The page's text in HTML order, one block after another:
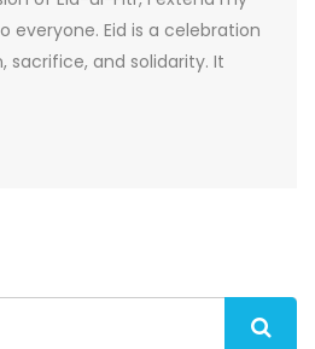
everyone. Eid is a celebration
sacrifice, and solidarity. It